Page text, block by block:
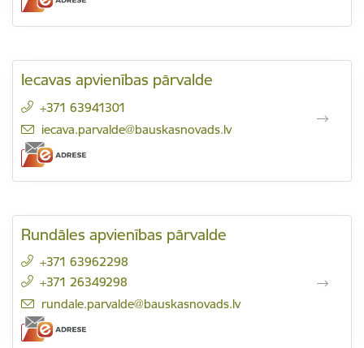
Iecavas apvienības pārvalde
+371 63941301
E-pasts:
iecava.parvalde@bauskasnovads.lv
Rundāles apvienības pārvalde
+371 63962298
+371 26349298
E-pasts:
rundale.parvalde@bauskasnovads.lv